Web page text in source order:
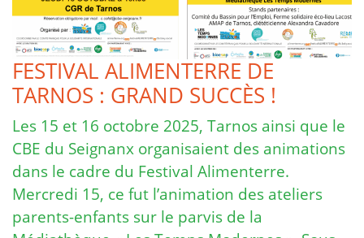
FESTIVAL ALIMENTERRE DE
TARNOS : GRAND SUCCÈS !
Les 15 et 16 octobre 2025, Tarnos ainsi que le
CBE du Seignanx organisaient des animations
dans le cadre du Festival Alimenterre.
Mercredi 15, ce fut l’animation des ateliers
parents-enfants sur le parvis de la